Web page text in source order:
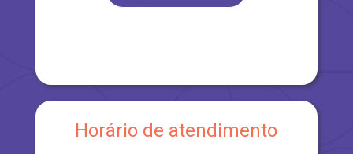
Horário de atendimento